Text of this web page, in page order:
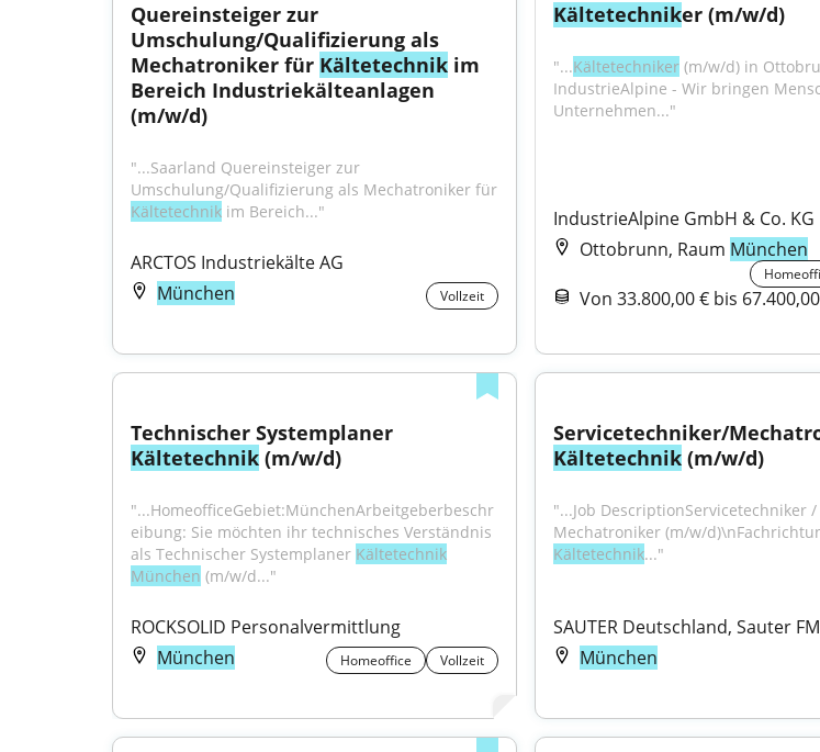
Quereinsteiger zur
Umschulung/Qualifizierung als
Mechatroniker für Kältetechnik im
Bereich Industriekälteanlagen
(m/w/d)
"...Saarland Quereinsteiger zur
Kältetechnik im Bereich..."
ARCTOS Industriekälte AG
München
Vollzeit
Kältetechniker (m/w/d)
"...Kältetechniker (m/w/d) in
IndustrieAlpine - Wir bringen
Unternehmen..."
IndustrieAlpine GmbH & Co. KG
Ottobrunn, Raum München
Von 33.800,00 € bis
Kältetechnik (m/w/d)
"...HomeofficeGebiet:MünchenArbeitgeberbeschr
eibung: Sie möchten ihr technisches Verständnis
als Technischer Systemplaner Kältetechnik
München (m/w/d..."
ROCKSOLID Personalvermittlung
München
Homeoffice Vollzeit
Kältetechnik (m/w/d)
"...Job DescriptionServicetechniker /
Kältetechnik..."
SAUTER Deutschland, Sauter
München